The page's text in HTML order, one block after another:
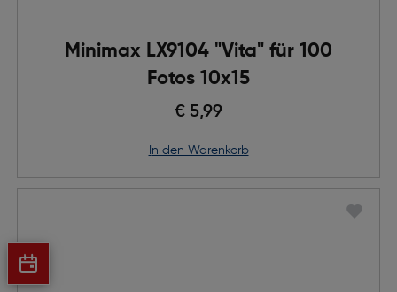
Minimax LX9104 "Vita" für 100
Fotos 10x15
€ 5,99
in den Warenkorb